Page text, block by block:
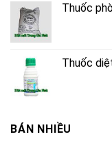
Thuốc
Thuốc
BÁN NHIỀU